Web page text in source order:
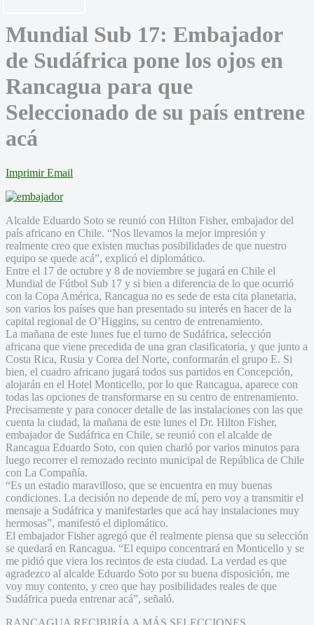
Mundial Sub 17: Embajador
de Sudáfrica pone los ojos en
Rancagua para que
Seleccionado de su país entrene
acá
Imprimir Email
Alcalde Eduardo Soto se reunió con Hilton Fisher, embajador del
país africano en Chile. “Nos llevamos la mejor impresión y
realmente creo que existen muchas posibilidades de que nuestro
equipo se quede acá”, explicó el diplomático.
Entre el 17 de octubre y 8 de noviembre se jugará en Chile el
Mundial de Fútbol Sub 17 y si bien a diferencia de lo que ocurrió
con la Copa América, Rancagua no es sede de esta cita planetaria,
son varios los países que han presentado su interés en hacer de la
capital regional de O’Higgins, su centro de entrenamiento.
La mañana de este lunes fue el turno de Sudáfrica, selección
africana que viene precedida de una gran clasificatoria, y que junto a
Costa Rica, Rusia y Corea del Norte, conformarán el grupo E. Si
bien, el cuadro africano jugará todos sus partidos en Concepción,
alojarán en el Hotel Monticello, por lo que Rancagua, aparece con
todas las opciones de transformarse en su centro de entrenamiento.
Precisamente y para conocer detalle de las instalaciones con las que
cuenta la ciudad, la mañana de este lunes el Dr. Hilton Fisher,
embajador de Sudáfrica en Chile, se reunió con el alcalde de
Rancagua Eduardo Soto, con quien charló por varios minutos para
luego recorrer el remozado recinto municipal de República de Chile
con La Compañía.
“Es un estadio maravilloso, que se encuentra en muy buenas
condiciones. La decisión no depende de mí, pero voy a transmitir el
mensaje a Sudáfrica y manifestarles que acá hay instalaciones muy
hermosas”, manifestó el diplomático.
El embajador Fisher agregó que él realmente piensa que su selección
se quedará en Rancagua. “El equipo concentrará en Monticello y se
me pidió que viera los recintos de esta ciudad. La verdad es que
agradezco al alcalde Eduardo Soto por su buena disposición, me
voy muy contento, y creo que hay posibilidades reales de que
Sudáfrica pueda entrenar acá”, señaló.
RANCAGUA RECIBIRÍA A MÁS SELECCIONES